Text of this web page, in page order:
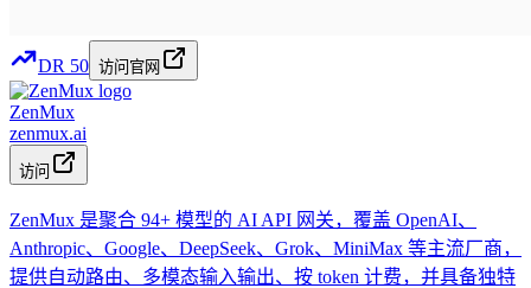
DR 50 访问官网
ZenMux
zenmux.ai
访问
ZenMux 是聚合 94+ 模型的 AI API 网关，覆盖 OpenAI、
Anthropic、Google、DeepSeek、Grok、MiniMax 等主流厂商，
提供自动路由、多模态输入输出、按 token 计费，并具备独特